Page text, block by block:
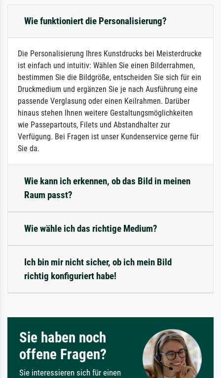
Wie funktioniert die Personalisierung?
Die Personalisierung Ihres Kunstdrucks bei Meisterdrucke
ist einfach und intuitiv: Wählen Sie einen Bilderrahmen,
bestimmen Sie die Bildgröße, entscheiden Sie sich für ein
Druckmedium und ergänzen Sie je nach Ausführung eine
passende Verglasung oder einen Keilrahmen. Darüber
hinaus stehen Ihnen weitere Gestaltungsmöglichkeiten
wie Passepartouts, Filets und Abstandhalter zur
Verfügung. Bei Fragen ist unser Kundenservice gerne für
Sie da.
Wie kann ich erkennen, ob das Bild in meinen
Raum passt?
Wie wähle ich das richtige Medium?
Ich bin mir nicht sicher, ob ich mein Bild
richtig konfiguriert habe!
Sie haben noch
offene Fragen?
Sie interessieren sich für einen